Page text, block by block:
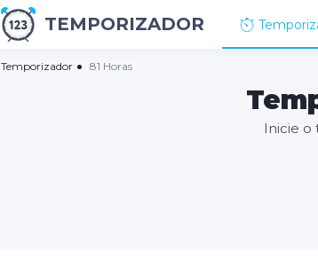
TEMPORIZADOR
Temporizador 81 Horas
Inicie o